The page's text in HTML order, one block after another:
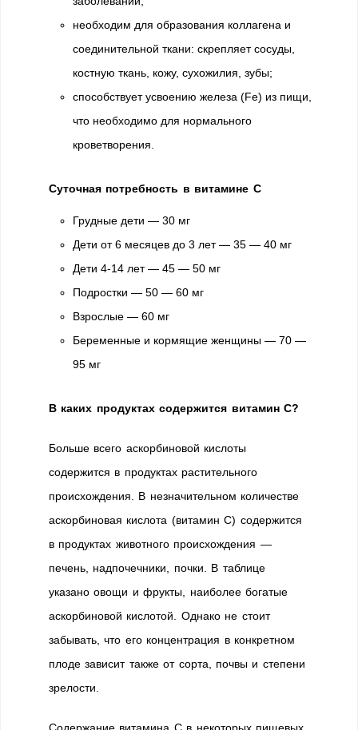
необходим для образования коллагена и
соединительной ткани: скрепляет сосуды,
костную ткань, кожу, сухожилия, зубы;
способствует усвоению железа (Fe) из пищи,
что необходимо для нормального
кроветворения.
Суточная потребность в витамине С
Грудные дети — 30 мг
Дети от 6 месяцев до 3 лет — 35 — 40 мг
Дети 4-14 лет — 45 — 50 мг
Подростки — 50 — 60 мг
Взрослые — 60 мг
Беременные и кормящие женщины — 70 —
95 мг
В каких продуктах содержится витамин С?
Больше всего аскорбиновой кислоты
содержится в продуктах растительного
происхождения. В незначительном количестве
аскорбиновая кислота (витамин С) содержится
в продуктах животного происхождения —
печень, надпочечники, почки. В таблице
указано овощи и фрукты, наиболее богатые
аскорбиновой кислотой. Однако не стоит
забывать, что его концентрация в конкретном
плоде зависит также от сорта, почвы и степени
зрелости.